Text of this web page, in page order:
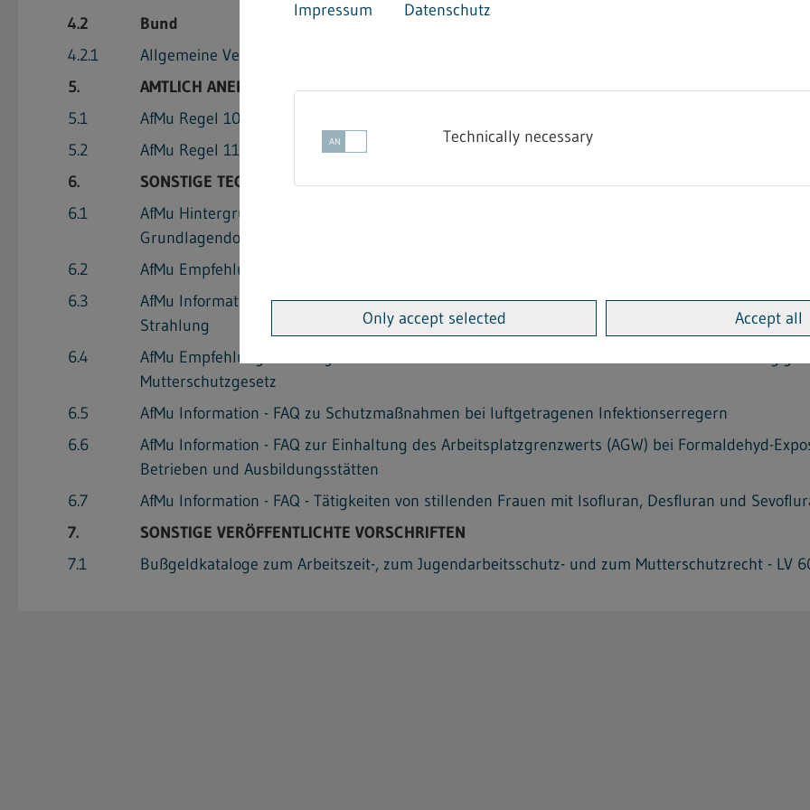
4.2
Bund
4.2.1
Allgemeine Verwaltungsvorschrift zum Kündigungsschutz bei Elternzeit (§ 18 Abs. 1 Satz 4
5.
AMTLICH ANERKANNTE TECHNISCHE REGELN UND RICHTLINIEN
5.1
AfMu Regel 10.1.01 - Gefährdungsbeurteilung
5.2
AfMu Regel 11.1.01 - Tätigkeiten von schwangeren Frauen mit Isofluran, Desfluran und
6.
SONSTIGE TECHNISCHE REGELN UND RICHTLINIEN SOWIE VERZEICHNISSE, LEITLINIEN USW.
6.1
AfMu Hintergrundpapier - Information zur Relevanz von Infektionserregern in Deutschland aus
Grundlagendokument
6.2
AfMu Empfehlung - Teilnahme von schwangeren oder stillenden Schülerinnen und
6.3
AfMu Information - Gefährdungen für Schwangere und Stillende im Arbeitsbereich OP:
Strahlung
6.4
AfMu Empfehlung - Einstiegshilfe für kleine und mittlere Unternehmen zur
Mutterschutzgesetz
6.5
AfMu Information - FAQ zu Schutzmaßnahmen bei luftgetragenen Infektionserregern
6.6
AfMu Information - FAQ zur Einhaltung des Arbeitsplatzgrenzwerts (AGW) bei Formaldehyd-
Betrieben und Ausbildungsstätten
6.7
AfMu Information - FAQ - Tätigkeiten von stillenden Frauen mit Isofluran, Desfluran und
7.
SONSTIGE VERÖFFENTLICHTE VORSCHRIFTEN
7.1
Bußgeldkataloge zum Arbeitszeit-, zum Jugendarbeitsschutz- und zum Mutterschutzrecht - LV
Impressum Datenschutz
Technically necessary
Only accept selected Accept all